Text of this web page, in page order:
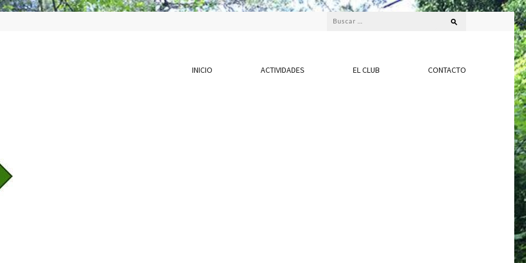
Buscar:
INICIO ACTIVIDADES EL CLUB CONTACTO